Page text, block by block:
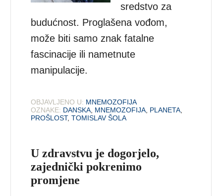
sredstvo za
budućnost. Proglašena vođom,
može biti samo znak fatalne
fascinacije ili nametnute
manipulacije.
OBJAVLJENO U: MNEMOZOFIJA
OZNAKE: DANSKA MNEMOZOFIJA PLANETA
PROŠLOST,TOMISLAV ŠOLA
U zdravstvu je dogorjelo,
zajednički pokrenimo
promjene